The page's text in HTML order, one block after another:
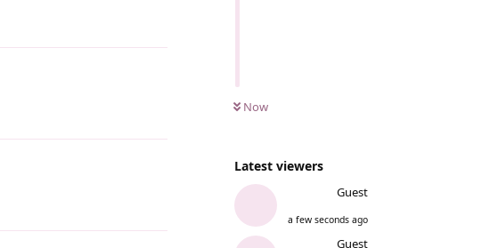
Now
Latest viewers
Guest
a few seconds ago
Guest